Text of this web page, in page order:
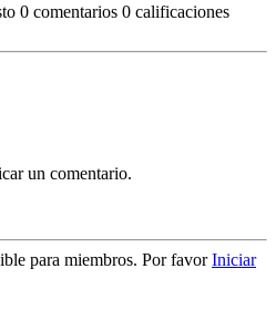
0 comentarios 0 calificaciones
un comentario.
para miembros. Por favorIniciar